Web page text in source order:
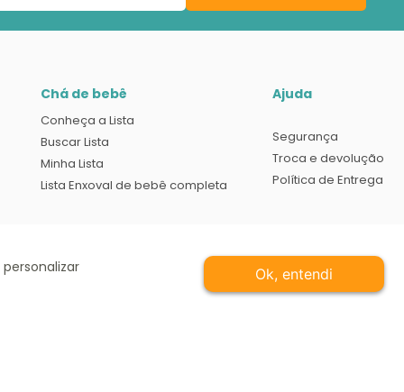
Ok, entendi
Chá de bebê
Conheça a Lista
Buscar Lista
Minha Lista
Lista Enxoval de bebê completa
Ajuda
Segurança
Troca e devolução
Política de Entrega